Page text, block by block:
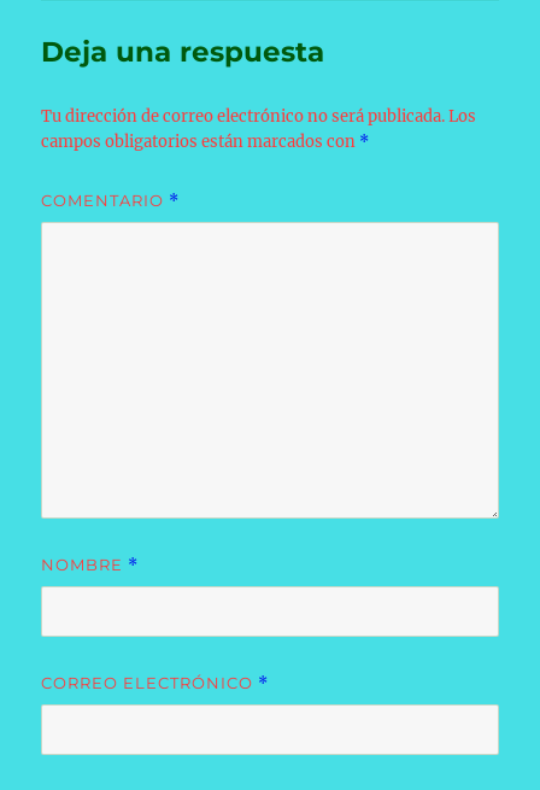
Deja una respuesta
Tu dirección de correo electrónico no será publicada. Los
campos obligatorios están marcados con *
COMENTARIO *
NOMBRE *
CORREO ELECTRÓNICO *